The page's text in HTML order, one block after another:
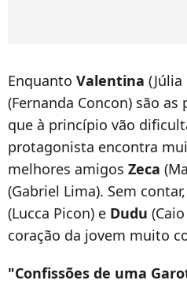
Enquanto Valentina (Júlia
(Fernanda Concon) são
que à princípio vão
protagonista encontra
melhores amigos Zeca
(Gabriel Lima). Sem
(Lucca Picon) e Dudu
coração da jovem muito
"Confissões de uma